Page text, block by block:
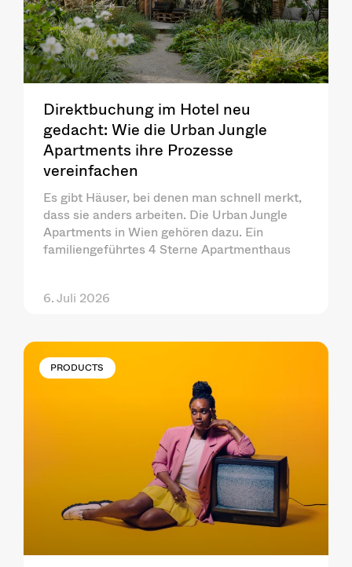
Direktbuchung im Hotel neu
gedacht: Wie die Urban Jungle
Apartments ihre Prozesse
vereinfachen
Es gibt Häuser, bei denen man schnell merkt,
dass sie anders arbeiten. Die Urban Jungle
Apartments in Wien gehören dazu. Ein
familiengeführtes 4 Sterne Apartmenthaus
6. Juli 2026
PRODUCTS